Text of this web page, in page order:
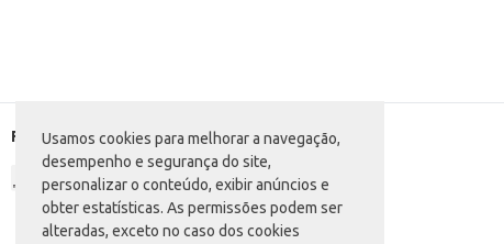
Usamos cookies para melhorar a navegação,
desempenho e segurança do site,
personalizar o conteúdo, exibir anúncios e
obter estatísticas. As permissões podem ser
alteradas, exceto no caso dos cookies
Formas de pagamento